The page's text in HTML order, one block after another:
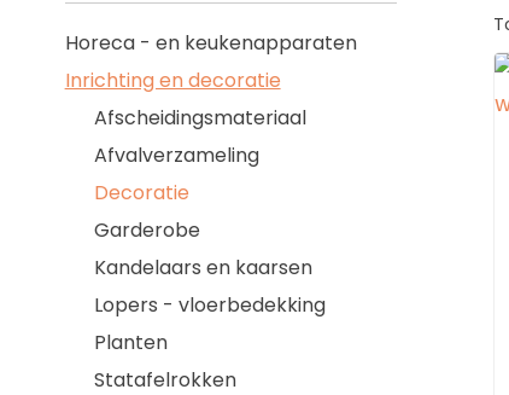
Horeca - en keukenapparaten
Inrichting en decoratie
Afscheidingsmateriaal
Afvalverzameling
Decoratie
Garderobe
Kandelaars en kaarsen
Lopers - vloerbedekking
Planten
Statafelrokken